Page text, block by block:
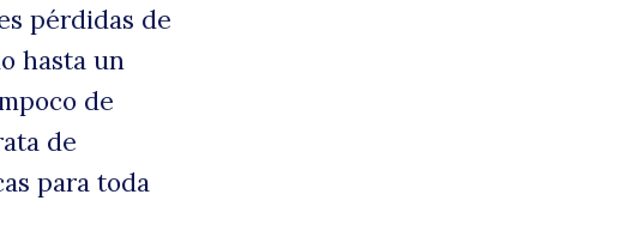
pérdidas de
hasta un
de
de
para toda